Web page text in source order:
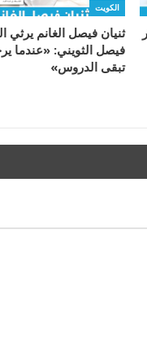
الكويت
ثنيان فيصل الغانم يرثي
فيصل الثويني: «عندما
تبقى الدروس»